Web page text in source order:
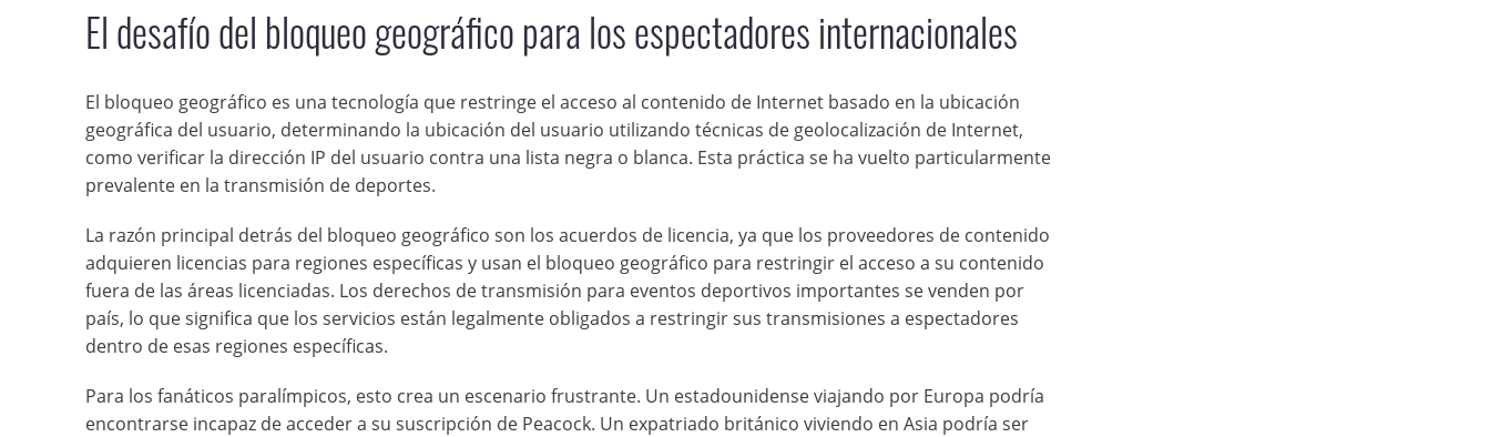
El desafío del bloqueo geográfico para los espectadores internacionales
El bloqueo geográfico es una tecnología que restringe el acceso al contenido de Internet basado en la ubicación
geográfica del usuario, determinando la ubicación del usuario utilizando técnicas de geolocalización de Internet,
como verificar la dirección IP del usuario contra una lista negra o blanca. Esta práctica se ha vuelto particularmente
prevalente en la transmisión de deportes.
La razón principal detrás del bloqueo geográfico son los acuerdos de licencia, ya que los proveedores de contenido
adquieren licencias para regiones específicas y usan el bloqueo geográfico para restringir el acceso a su contenido
fuera de las áreas licenciadas. Los derechos de transmisión para eventos deportivos importantes se venden por
país, lo que significa que los servicios están legalmente obligados a restringir sus transmisiones a espectadores
dentro de esas regiones específicas.
Para los fanáticos paralímpicos, esto crea un escenario frustrante. Un estadounidense viajando por Europa podría
encontrarse incapaz de acceder a su suscripción de Peacock. Un expatriado británico viviendo en Asia podría ser